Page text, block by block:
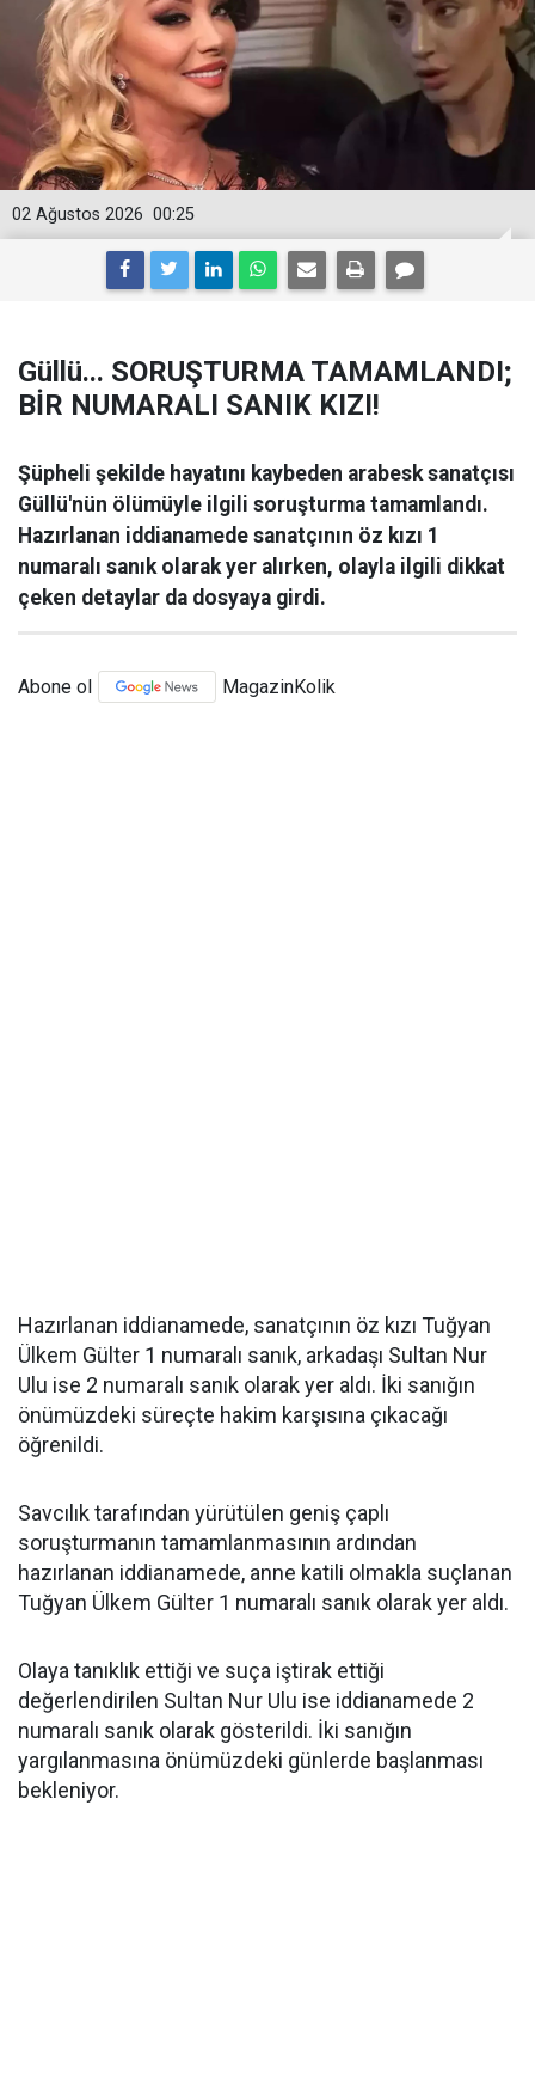
00:25
02 Ağustos 2026
Güllü... SORUŞTURMA TAMAMLANDI;
BİR NUMARALI SANIK KIZI!
Şüpheli şekilde hayatını kaybeden arabesk sanatçısı
Güllü'nün ölümüyle ilgili soruşturma tamamlandı.
Hazırlanan iddianamede sanatçının öz kızı 1
numaralı sanık olarak yer alırken, olayla ilgili dikkat
çeken detaylar da dosyaya girdi.
Abone ol MagazinKolik
Hazırlanan iddianamede, sanatçının öz kızı Tuğyan
Ülkem Gülter 1 numaralı sanık, arkadaşı Sultan Nur
Ulu ise 2 numaralı sanık olarak yer aldı. İki sanığın
önümüzdeki süreçte hakim karşısına çıkacağı
öğrenildi.
Savcılık tarafından yürütülen geniş çaplı
soruşturmanın tamamlanmasının ardından
hazırlanan iddianamede, anne katili olmakla suçlanan
Tuğyan Ülkem Gülter 1 numaralı sanık olarak yer aldı.
Olaya tanıklık ettiği ve suça iştirak ettiği
değerlendirilen Sultan Nur Ulu ise iddianamede 2
numaralı sanık olarak gösterildi. İki sanığın
yargılanmasına önümüzdeki günlerde başlanması
bekleniyor.